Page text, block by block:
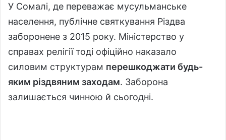
У Сомалі, де переважає мусульманське
населення, публічне святкування Різдва
заборонене з 2015 року. Міністерство у
справах релігії тоді офіційно наказало
силовим структурам перешкоджати будь-
яким різдвяним заходам. Заборона
залишається чинною й сьогодні.